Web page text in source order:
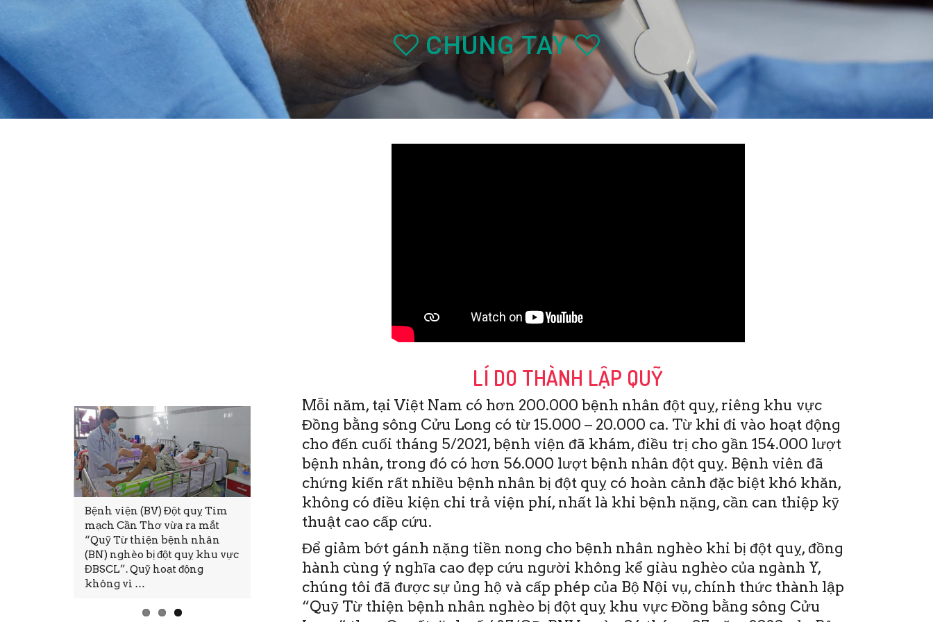
CHUNG TAY
Bệnh viện (BV) Đột quỵ Tim
mạch Cần Thơ vừa ra mắt
“Quỹ Từ thiện bệnh nhân
(BN) nghèo bị đột quỵ khu vực
ĐBSCL”. Quỹ hoạt động
không vì …
Thứ Sáu, 19/6/2020
11:28(ĐTTTO)- Sáng nay 19-6,
tại Bệnh viện Đột quỵ Tim
mạch Cần Thơ đã diễn ra Hội
thảo và Đào tạo y khoa liên
tục CME. Đây …
LÍ DO THÀNH LẬP QUỸ
Mỗi năm, tại Việt Nam có hơn 200.000 bệnh nhân đột quỵ, riêng khu vực
Đồng bằng sông Cửu Long có từ 15.000 – 20.000 ca. Từ khi đi vào hoạt động
cho đến cuối tháng 5/2021, bệnh viện đã khám, điều trị cho gần 154.000 lượt
bệnh nhân, trong đó có hơn 56.000 lượt bệnh nhân đột quỵ. Bệnh viên đã
chứng kiến rất nhiều bệnh nhân bị đột quỵ có hoàn cảnh đặc biệt khó khăn,
không có điều kiện chi trả viện phí, nhất là khi bệnh nặng, cần can thiệp kỹ
thuật cao cấp cứu.
Để giảm bớt gánh nặng tiền nong cho bệnh nhân nghèo khi bị đột quỵ, đồng
hành cùng ý nghĩa cao đẹp cứu người không kể giàu nghèo của ngành Y,
chúng tôi đã được sự ủng hộ và cấp phép của Bộ Nội vụ, chính thức thành lập
“Quỹ Từ thiện bệnh nhân nghèo bị đột quỵ khu vực Đồng bằng sông Cửu